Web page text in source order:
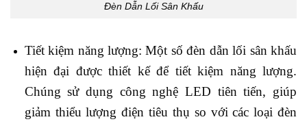
Đèn Dẫn Lối Sân Khấu
Tiết kiệm năng lượng: Một số đèn dẫn lối sân khấu
hiện đại được thiết kế để tiết kiệm năng lượng.
Chúng sử dụng công nghệ LED tiên tiến, giúp
giảm thiểu lượng điện tiêu thụ so với các loại đèn